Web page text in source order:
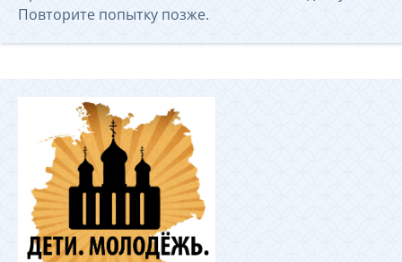
Повторите попытку позже.